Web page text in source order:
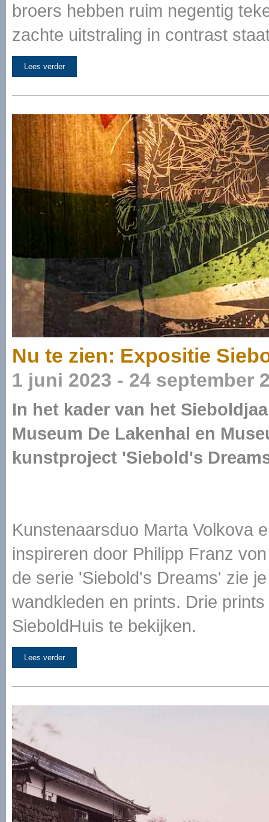
broers hebben ruim negentig
zachte uitstraling in contrast
Lees verder
Nu te zien: Expositie
1 juni 2023 - 24 september
In het kader van het
Museum De Lakenhal en
kunstproject 'Siebold's
Kunstenaarsduo Marta Volkova
inspireren door Philipp Franz
de serie 'Siebold's Dreams' zie
wandkleden en prints. Drie
SieboldHuis te bekijken.
Lees verder